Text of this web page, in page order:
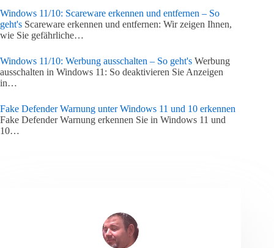
Windows 11/10: Scareware erkennen und entfernen – So
geht's Scareware erkennen und entfernen: Wir zeigen Ihnen,
wie Sie gefährliche…
Windows 11/10: Werbung ausschalten – So geht's Werbung
ausschalten in Windows 11: So deaktivieren Sie Anzeigen
in…
Fake Defender Warnung unter Windows 11 und 10 erkennen
Fake Defender Warnung erkennen Sie in Windows 11 und
10…